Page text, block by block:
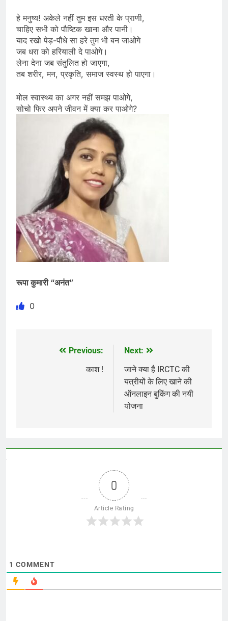
हे मनुष्य! अकेले नहीं तुम इस धरती के प्राणी,
चाहिए सभी को पौष्टिक खाना और पानी।
याद रखो पेड़-पौधे सा हरे तुम भी बन जाओगे
जब धरा को हरियाली दे पाओगे।
लेना देना जब संतुलित हो जाएगा,
तब शरीर, मन, प्रकृति, समाज स्वस्थ हो पाएगा।
मोल स्वास्थ्य का अगर नहीं समझ पाओगे,
सोचो फिर अपने जीवन में क्या कर पाओगे?
रूपा कुमारी “अनंत”
0
Previous:
काश !
Next:
जाने क्या है IRCTC की
यत्रीयों के लिए खाने की
ऑनलाइन बुकिंग की नयी
योजना
0
Article Rating
1 COMMENT